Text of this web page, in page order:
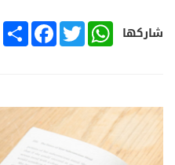
شاركها SHARE
FACEBOOKTWITTER
WHATSAPP